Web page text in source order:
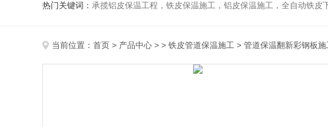
热门关键词： 承揽铝皮保温工程，铁皮保温施工，铝皮保温施工，全自动铁皮
当前位置： 首页 > 产品中心 > > 铁皮管道保温施工 > 管道保温翻新彩钢板施